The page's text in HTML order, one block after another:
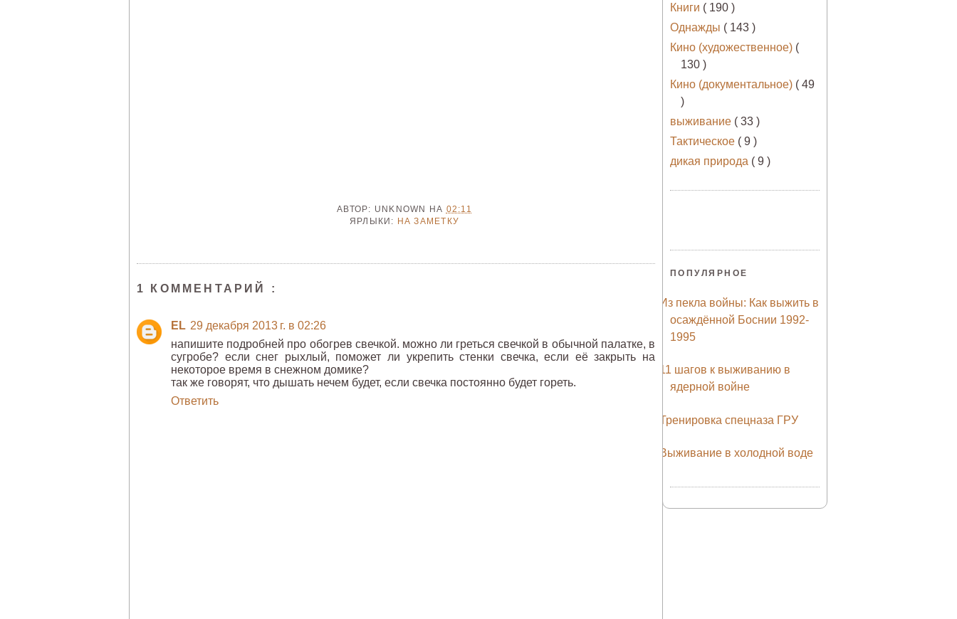
АВТОР: UNKNOWN НА 02:11
ЯРЛЫКИ: НА ЗАМЕТКУ
1 КОММЕНТАРИЙ :
EL 29 декабря 2013 г. в 02:26
напишите подробней про обогрев свечкой. можно ли греться свечкой в обычной палатке, в
сугробе? если снег рыхлый, поможет ли укрепить стенки свечка, если её закрыть на
некоторое время в снежном домике?
так же говорят, что дышать нечем будет, если свечка постоянно будет гореть.
Ответить
Книги ( 190 )
Однажды ( 143 )
Кино (художественное) (
130 )
Кино (документальное) ( 49
)
выживание ( 33 )
Тактическое ( 9 )
дикая природа ( 9 )
ПОПУЛЯРНОЕ
Из пекла войны: Как выжить в
осаждённой Боснии 1992-
1995
11 шагов к выживанию в
ядерной войне
Тренировка спецназа ГРУ
Выживание в холодной воде